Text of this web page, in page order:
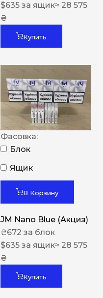
$635 за ящик≈ 28 575
₴
Купить
Фасовка:
Блок
Ящик
В Корзину
JM Nano Blue (Акциз)
₴672 за блок
$635 за ящик≈ 28 575
₴
Купить